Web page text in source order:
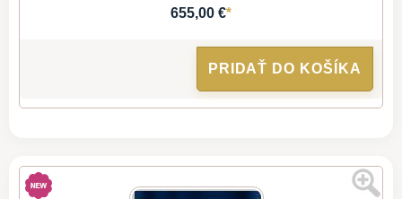
655,00 €*
PRIDAŤ DO KOŠÍKA